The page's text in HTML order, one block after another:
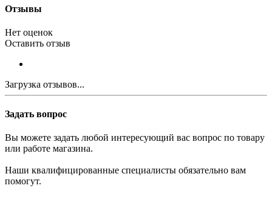
Отзывы
Нет оценок
Оставить отзыв
Загрузка отзывов...
Задать вопрос
Вы можете задать любой интересующий вас вопрос по товару
или работе магазина.
Наши квалифицированные специалисты обязательно вам
помогут.